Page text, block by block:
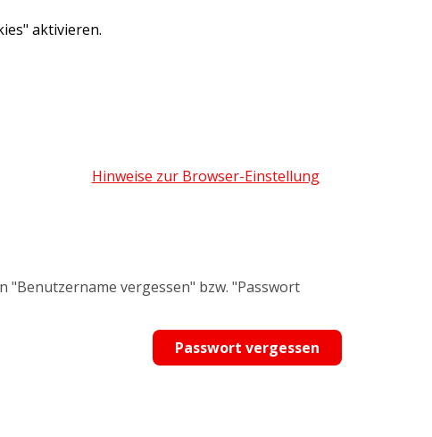
aktivieren.
Hinweise zur Browser-Einstellung
"Benutzername vergessen" bzw. "Passwort
Passwort vergessen